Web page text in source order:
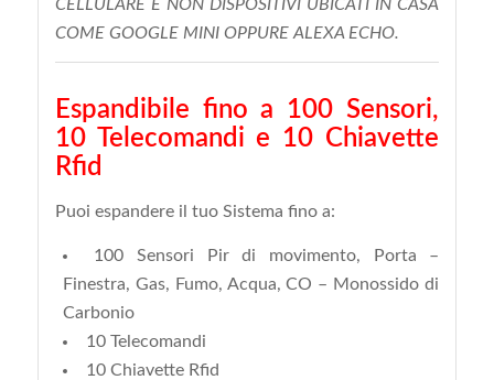
CELLULARE E NON DISPOSITIVI UBICATI IN CASA
COME GOOGLE MINI OPPURE ALEXA ECHO.
Espandibile fino a 100 Sensori,
10 Telecomandi e 10 Chiavette
Rfid
Puoi espandere il tuo Sistema fino a:
100 Sensori
Pir di movimento, Porta –
Finestra, Gas, Fumo, Acqua, CO – Monossido di
Carbonio
10 Telecomandi
10 Chiavette Rfid